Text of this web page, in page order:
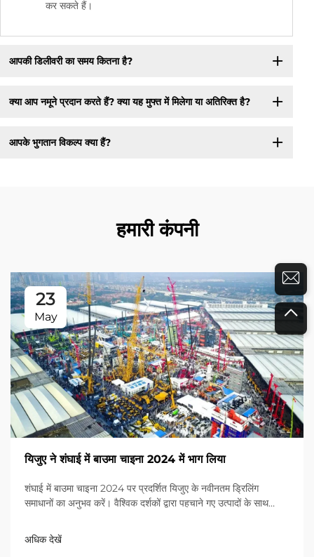
कर सकते हैं।
आपकी डिलीवरी का समय कितना है?
क्या आप नमूने प्रदान करते हैं? क्या यह मुफ्त में मिलेगा या अतिरिक्त है?
आपके भुगतान विकल्प क्या हैं?
हमारी कंपनी
23
May
यिजुए ने शंघाई में बाउमा चाइना 2024 में भाग लिया
शंघाई में बाउमा चाइना 2024 पर प्रदर्शित यिजुए के नवीनतम ड्रिलिंग
समाधानों का अनुभव करें। वैश्विक दर्शकों द्वारा पहचाने गए उत्पादों के साथ
अधिक देखें